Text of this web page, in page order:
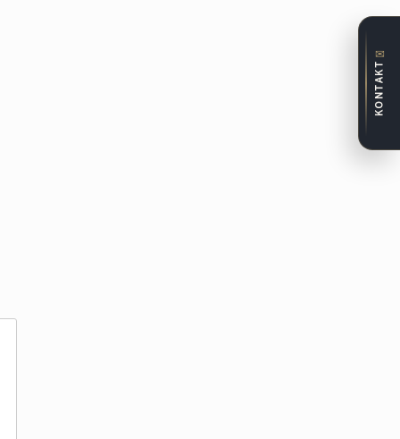
✉
KONTAKT